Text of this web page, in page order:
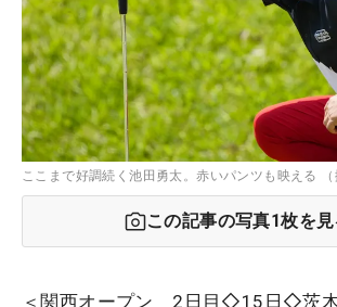
ここまで好調続く池田勇太。赤いパンツも映える （
この記事の写真1枚を見
＜関西オープン 2日目◇15日◇茨